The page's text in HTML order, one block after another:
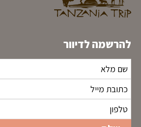
להרשמה לדיוור